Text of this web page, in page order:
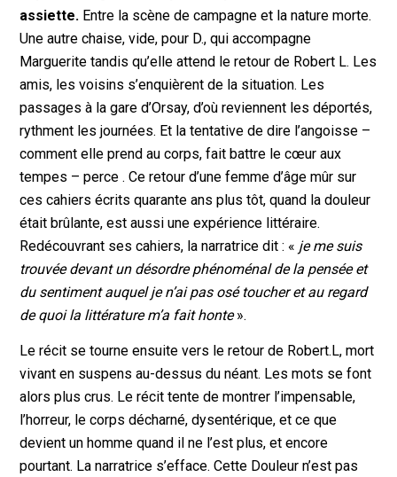
assiette. Entre la scène de campagne et la nature morte.
Une autre chaise, vide, pour D., qui accompagne
Marguerite tandis qu’elle attend le retour de Robert L. Les
amis, les voisins s’enquièrent de la situation. Les
passages à la gare d’Orsay, d’où reviennent les déportés,
rythment les journées. Et la tentative de dire l’angoisse –
comment elle prend au corps, fait battre le cœur aux
tempes – perce . Ce retour d’une femme d’âge mûr sur
ces cahiers écrits quarante ans plus tôt, quand la douleur
était brûlante, est aussi une expérience littéraire.
Redécouvrant ses cahiers, la narratrice dit : « je me suis
trouvée devant un désordre phénoménal de la pensée et
du sentiment auquel je n’ai pas osé toucher et au regard
de quoi la littérature m’a fait honte».
Le récit se tourne ensuite vers le retour de Robert.L, mort
vivant en suspens au-dessus du néant. Les mots se font
alors plus crus. Le récit tente de montrer l’impensable,
l’horreur, le corps décharné, dysentérique, et ce que
devient un homme quand il ne l’est plus, et encore
pourtant. La narratrice s’efface. Cette Douleur n’est pas